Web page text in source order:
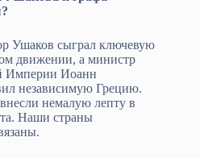
Ушаков сыграл ключевую
движении, а министр
Империи Иоанн
независимую Грецию.
немалую лепту в
Наши страны